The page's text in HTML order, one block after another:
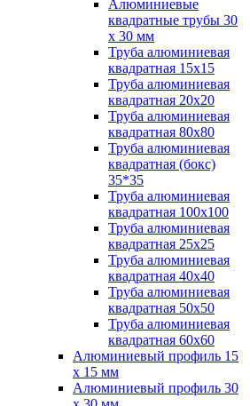
Алюминиевые
квадратные трубы 30
х 30 мм
Труба алюминиевая
квадратная 15х15
Труба алюминиевая
квадратная 20х20
Труба алюминиевая
квадратная 80х80
Труба алюминиевая
квадратная (бокс)
35*35
Труба алюминиевая
квадратная 100х100
Труба алюминиевая
квадратная 25х25
Труба алюминиевая
квадратная 40х40
Труба алюминиевая
квадратная 50х50
Труба алюминиевая
квадратная 60х60
Алюминиевый профиль 15
х 15 мм
Алюминиевый профиль 30